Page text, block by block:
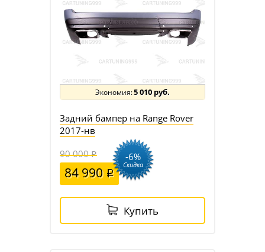
5 010 руб.
Задний бампер на Range Rover
2017-нв
90 000
84 990
-6%
Скидка
Купить